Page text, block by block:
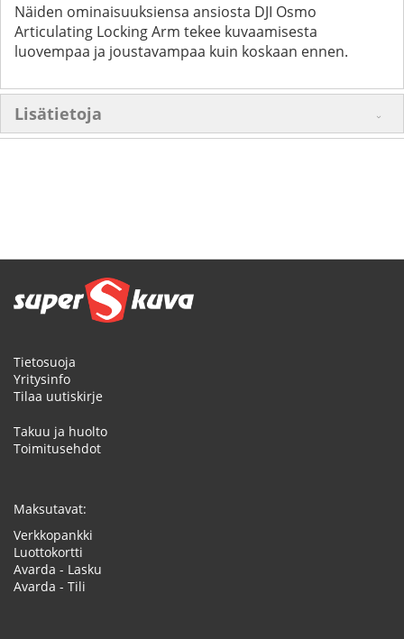
Näiden ominaisuuksiensa ansiosta DJI Osmo
Articulating Locking Arm tekee kuvaamisesta
luovempaa ja joustavampaa kuin koskaan ennen.
Lisätietoja
Tietosuoja
Yritysinfo
Tilaa uutiskirje
Takuu ja huolto
Toimitusehdot
Maksutavat:
Verkkopankki
Luottokortti
Avarda - Lasku
Avarda - Tili